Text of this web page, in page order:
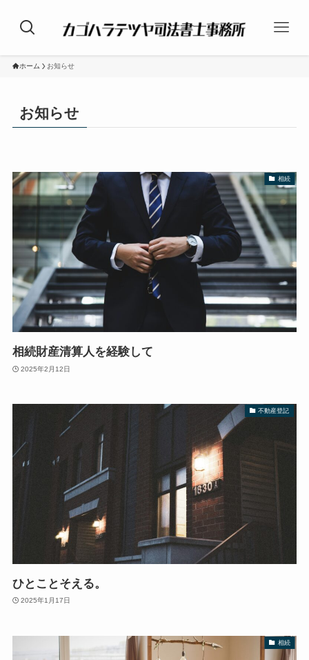
ホーム お知らせ
お知らせ
相続
相続財産清算人を経験して
2025年2月12日
不動産登記
ひとことそえる。
2025年1月17日
相続